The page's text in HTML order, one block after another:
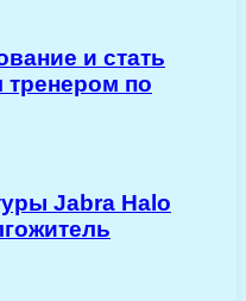
и стать
по
Jabra Halo